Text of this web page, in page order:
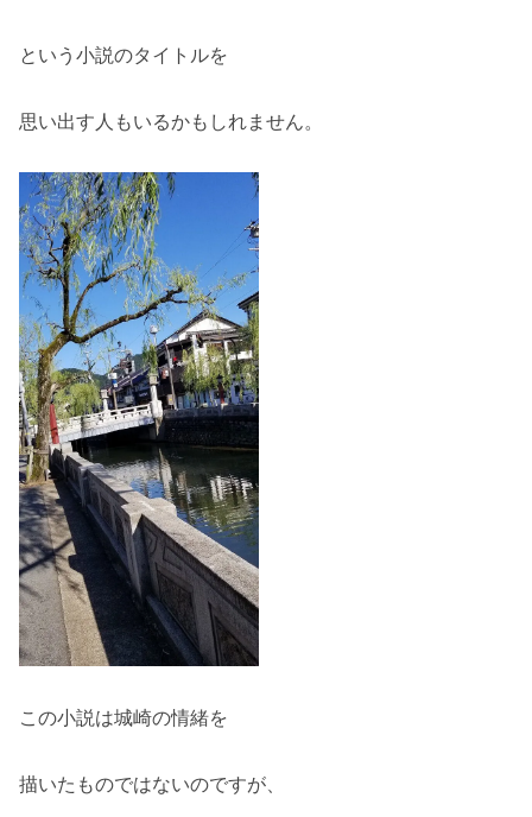
という小説のタイトルを
思い出す人もいるかもしれません。
この小説は城崎の情緒を
描いたものではないのですが、